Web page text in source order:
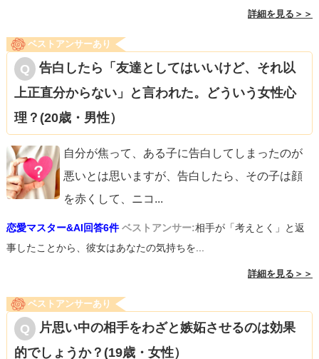
詳細を見る＞＞
ベストアンサーあり
告白したら「友達としてはいいけど、それ以
上正直分からない」と言われた。どういう女性心
理？(20歳・男性）
自分が焦って、ある子に告白してしまったのが
悪いとは思いますが、告白したら、その子は顔
を赤くして、ニコ ...
恋愛マスター&AI回答6件 ベストアンサー:相手が「考えとく」と返
事したことから、彼女はあなたの気持ちを...
詳細を見る＞＞
ベストアンサーあり
片思い中の相手をわざと嫉妬させるのは効果
的でしょうか？(19歳・女性）